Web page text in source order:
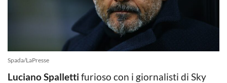
Spada/LaPresse
Luciano Spalletti furioso con i giornalisti di Sky